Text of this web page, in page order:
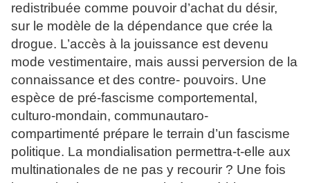
redistribuée comme pouvoir d’achat du désir,
sur le modèle de la dépendance que crée la
drogue. L’accès à la jouissance est devenu
mode vestimentaire, mais aussi perversion de la
connaissance et des contre- pouvoirs. Une
espèce de pré-fascisme comportemental,
culturo-mondain, communautaro-
compartimenté prépare le terrain d’un fascisme
politique. La mondialisation permettra-t-elle aux
multinationales de ne pas y recourir ? Une fois